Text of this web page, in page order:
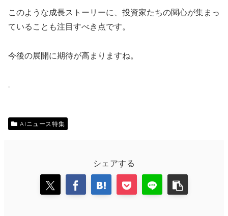
このような成長ストーリーに、投資家たちの関心が集まっ
ていることも注目すべき点です。
今後の展開に期待が高まりますね。
AIニュース特集
シェアする